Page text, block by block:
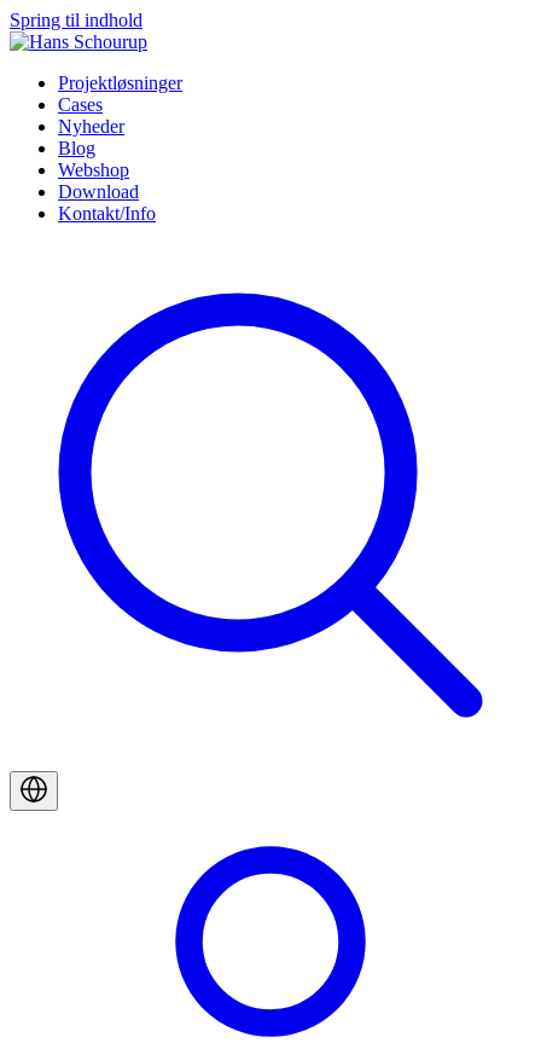
Spring til indhold
Projektløsninger
Cases
Nyheder
Blog
Webshop
Download
Kontakt/Info